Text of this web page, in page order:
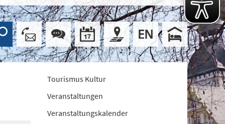
Tourismus Kultur
Veranstaltungen
Veranstaltungskalender